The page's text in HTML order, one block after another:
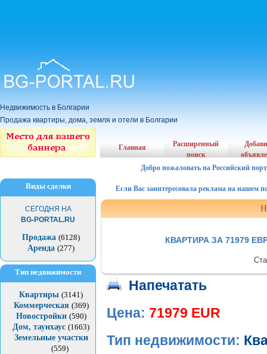
Недвижимость в Болгарии
Продажа квартиры, дома, земля и отели в Болгарии
Виды сделки
СЕГОДНЯ НА
BG-PORTAL.RU
Продажа (6128)
Аренда (277)
Тип недвижимости
Квартиры (3141)
Коммерческая (369)
Новостройки (590)
Дом, таунхаус (1663)
Земельные участки
(559)
Главная
Расширенный
поиск
Добро пожаловать на Российский
Если Вас заинтересовала реклама на нашем
КВАРТИРА ЗА 71979
Напечатать
Цена: 71979 EUR
Тип недвижимости: